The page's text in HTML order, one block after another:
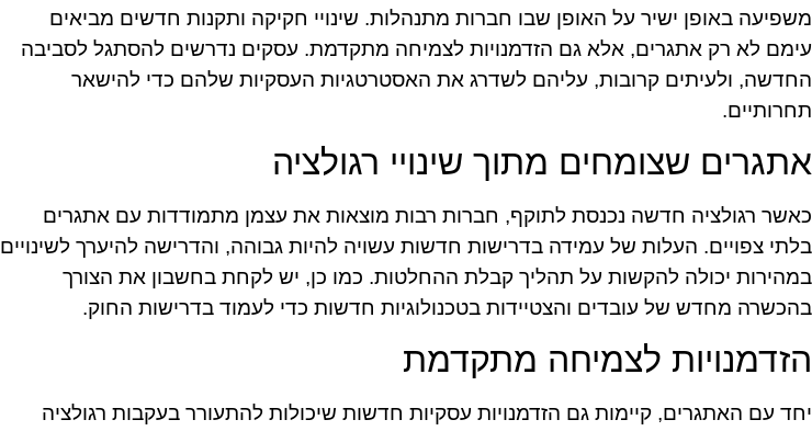
משפיעה באופן ישיר על האופן שבו חברות מתנהלות. שינויי חקיקה ותקנות חדשים מביאים
עימם לא רק אתגרים, אלא גם הזדמנויות לצמיחה מתקדמת. עסקים נדרשים להסתגל לסביבה
החדשה, ולעיתים קרובות, עליהם לשדרג את האסטרטגיות העסקיות שלהם כדי להישאר
תחרותיים.
אתגרים שצומחים מתוך שינויי רגולציה
כאשר רגולציה חדשה נכנסת לתוקף, חברות רבות מוצאות את עצמן מתמודדות עם אתגרים
בלתי צפויים. העלות של עמידה בדרישות חדשות עשויה להיות גבוהה, והדרישה להיערך לשינויים
במהירות יכולה להקשות על תהליך קבלת ההחלטות. כמו כן, יש לקחת בחשבון את הצורך
בהכשרה מחדש של עובדים והצטיידות בטכנולוגיות חדשות כדי לעמוד בדרישות החוק.
הזדמנויות לצמיחה מתקדמת
יחד עם האתגרים, קיימות גם הזדמנויות עסקיות חדשות שיכולות להתעורר בעקבות רגולציה